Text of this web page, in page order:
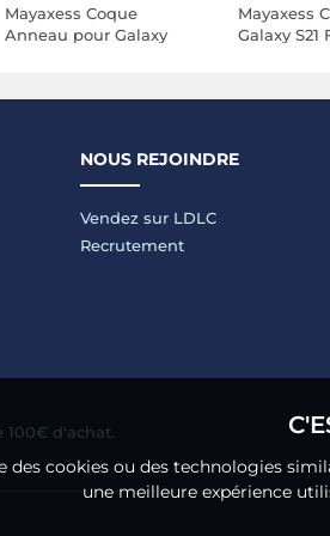
Mayaxess Coque
Anneau pour Galaxy
Bague Magnétique
Mayaxess
Galaxy S21
NOUS REJOINDRE
Vendez sur LDLC
Recrutement
100€ d'achat.
des cookies ou des technologies
une meilleure expérience